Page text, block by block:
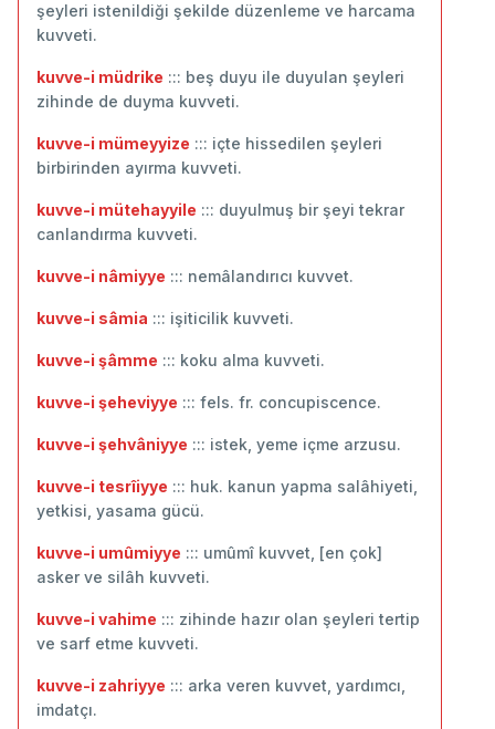
şeyleri istenildiği şekilde düzenleme ve harcama
kuvveti.
kuvve-i müdrike ::: beş duyu ile duyulan şeyleri
zihinde de duyma kuvveti.
kuvve-i mümeyyize ::: içte hissedilen şeyleri
birbirinden ayırma kuvveti.
kuvve-i mütehayyile ::: duyulmuş bir şeyi tekrar
canlandırma kuvveti.
kuvve-i nâmiyye ::: nemâlandırıcı kuvvet.
kuvve-i sâmia ::: işiticilik kuvveti.
kuvve-i şâmme ::: koku alma kuvveti.
kuvve-i şeheviyye ::: fels. fr. concupiscence.
kuvve-i şehvâniyye ::: istek, yeme içme arzusu.
kuvve-i tesrîiyye ::: huk. kanun yapma salâhiyeti,
yetkisi, yasama gücü.
kuvve-i umûmiyye ::: umûmî kuvvet, [en çok]
asker ve silâh kuvveti.
kuvve-i vahime ::: zihinde hazır olan şeyleri tertip
ve sarf etme kuvveti.
kuvve-i zahriyye ::: arka veren kuvvet, yardımcı,
imdatçı.